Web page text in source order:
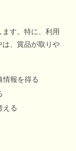
す。特に、利用
は、賞品が取りや
情報を得る
える